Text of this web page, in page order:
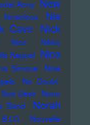
Army New
Newcleus
Nia
Cave
Nick
Nico
Nikko
Keppel Nina
Simone
Nine
No Doubt
Noir Désir Nono
Band
Norah
Nouvelle